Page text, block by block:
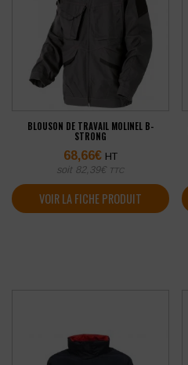
BLOUSON DE TRAVAIL MOLINEL B-
STRONG
68,66€ HT
soit 82,39€ TTC
VOIR LA FICHE PRODUIT